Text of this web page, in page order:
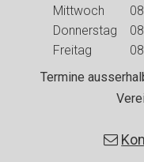
Mittwoch
Donnerstag
Freitag
Termine